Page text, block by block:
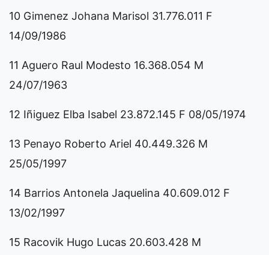
10 Gimenez Johana Marisol 31.776.011 F
14/09/1986
11 Aguero Raul Modesto 16.368.054 M
24/07/1963
12 Iñiguez Elba Isabel 23.872.145 F 08/05/1974
13 Penayo Roberto Ariel 40.449.326 M
25/05/1997
14 Barrios Antonela Jaquelina 40.609.012 F
13/02/1997
15 Racovik Hugo Lucas 20.603.428 M